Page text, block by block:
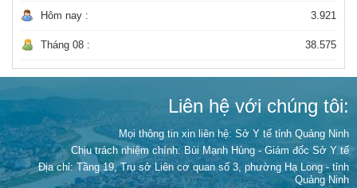
Hôm nay : 3.921
Tháng 08 : 38.575
Liên hệ với chúng tôi:
Mọi thông tin xin liên hệ: Sở Y tế tỉnh Quảng Ninh
Chịu trách nhiệm chính: Bùi Mạnh Hùng - Giám đốc Sở Y tế
Địa chỉ: Tầng 19, Trụ sở Liên cơ quan số 3, phường Hạ Long - tỉnh
Quảng Ninh